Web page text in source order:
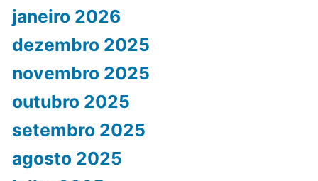
janeiro 2026
dezembro 2025
novembro 2025
outubro 2025
setembro 2025
agosto 2025